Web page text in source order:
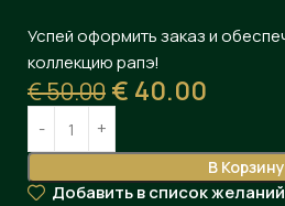
Успей оформить заказ и
коллекцию рапэ!
€50.00 € 40.00
В Корзину
Добавить в список желаний